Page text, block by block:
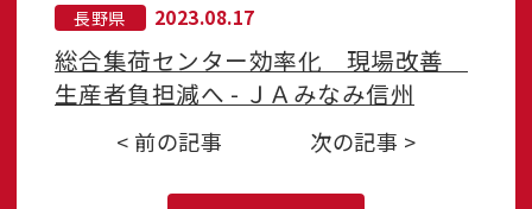
長野県 2023.08.17
総合集荷センター効率化 現場改善
生産者負担減へ - ＪＡみなみ信州
< 前の記事 次の記事 >